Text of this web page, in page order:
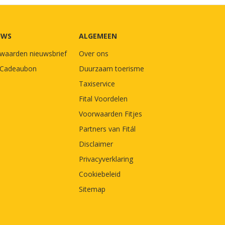
nieuwsbrief
ALGEMEEN
Over ons
Duurzaam toerisme
Taxiservice
Fital Voordelen
Voorwaarden Fitjes
Partners van Fitál
Disclaimer
Privacyverklaring
Cookiebeleid
Sitemap